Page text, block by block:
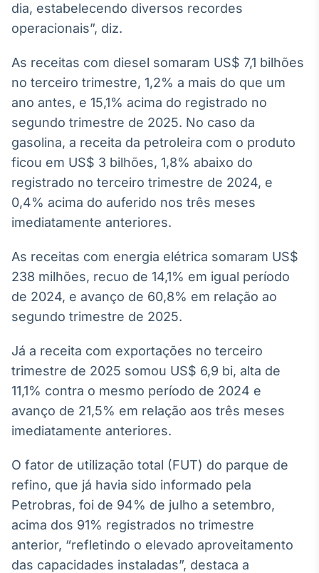
dados
Ticker
Cotações e
notícias
Broadcast
Widgets
Componentes
para conteúdos e
Broadcast
Wallboard
Conteúdos e
displays e telas
Broadcast
conteúdos
Soluções de
Broadcast
Monitoramento
inteligente de
notícias e
conteúdos
dia, estabelecendo diversos recordes
operacionais”, diz.
As receitas com diesel somaram US$ 7,1 bilhões
no terceiro trimestre, 1,2% a mais do que um
ano antes, e 15,1% acima do registrado no
segundo trimestre de 2025. No caso da
gasolina, a receita da petroleira com o produto
ficou em US$ 3 bilhões, 1,8% abaixo do
registrado no terceiro trimestre de 2024, e
0,4% acima do auferido nos três meses
imediatamente anteriores.
As receitas com energia elétrica somaram US$
238 milhões, recuo de 14,1% em igual período
de 2024, e avanço de 60,8% em relação ao
segundo trimestre de 2025.
Já a receita com exportações no terceiro
trimestre de 2025 somou US$ 6,9 bi, alta de
11,1% contra o mesmo período de 2024 e
avanço de 21,5% em relação aos três meses
imediatamente anteriores.
O fator de utilização total (FUT) do parque de
refino, que já havia sido informado pela
Petrobras, foi de 94% de julho a setembro,
acima dos 91% registrados no trimestre
anterior, “refletindo o elevado aproveitamento
das capacidades instaladas”, destaca a